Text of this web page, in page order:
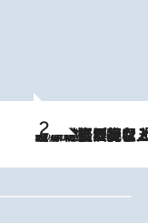
2026.8.5
【なぜ吉沢亮は「気配を消せる」のか？】興行収入208億の『国宝』を経て挑むミュージカル『ディア・エヴァン・ハンセン』。トップ俳優が舞台上でさらけ出した“孤独”とは